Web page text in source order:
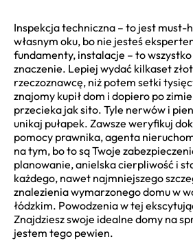
Inspekcja techniczna – to jest must-
własnym oku, bo nie jesteś
fundamenty, instalacje – to
znaczenie. Lepiej wydać kilkaset
rzeczoznawcę, niż potem setki
znajomy kupił dom i dopiero po
przecieka jak sito. Tyle nerwów i
unikaj pułapek. Zawsze weryfikuj
pomocy prawnika, agenta
na tym, bo to są Twoje
planowanie, anielska cierpliwość i
każdego, nawet najmniejszego
znalezienia wymarzonego domu w
łódzkim. Powodzenia w tej
Znajdziesz swoje idealne domy na
jestem tego pewien.